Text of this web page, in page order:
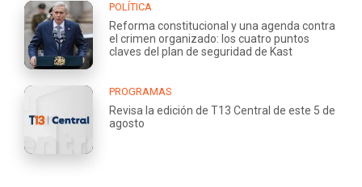
POLÍTICA
Reforma constitucional y una agenda contra
el crimen organizado: los cuatro puntos
claves del plan de seguridad de Kast
PROGRAMAS
Revisa la edición de T13 Central de este 5 de
agosto